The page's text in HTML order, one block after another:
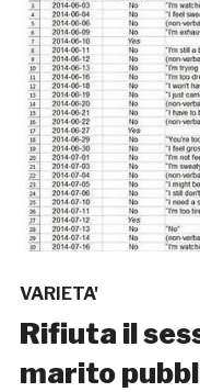
VARIETA'
Rifiuta il
marito